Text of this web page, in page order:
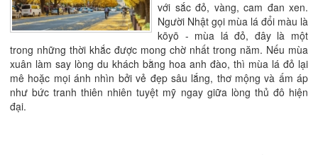
với sắc đỏ, vàng, cam đan xen.
Người Nhật gọi mùa lá đổi màu là
kōyō - mùa lá đỏ, đây là một
trong những thời khắc được mong chờ nhất trong năm. Nếu mùa
xuân làm say lòng du khách bằng hoa anh đào, thì mùa lá đỏ lại
mê hoặc mọi ánh nhìn bởi vẻ đẹp sâu lắng, thơ mộng và ấm áp
như bức tranh thiên nhiên tuyệt mỹ ngay giữa lòng thủ đô hiện
đại.